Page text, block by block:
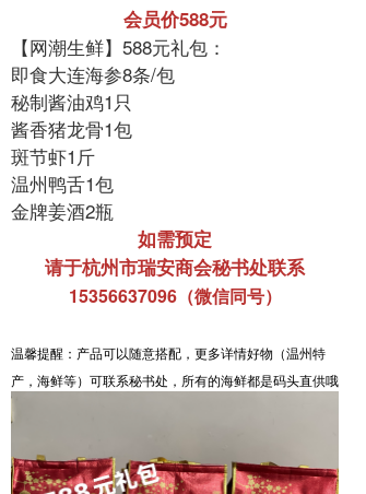
会员价588元
【网潮生鲜】588元礼包：
即食大连海参8条/包
秘制酱油鸡1只
酱香猪龙骨1包
斑节虾1斤
温州鸭舌1包
金牌姜酒2瓶
如需预定
请于杭州市瑞安商会秘书处联系
15356637096（微信同号）
温馨提醒 ：产品可以随意搭配，更多详情好物（温州特
产，海鲜等）可联系秘书处，所有的海鲜都是码头直供哦